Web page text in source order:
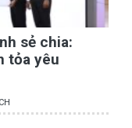
sẻ chia:
tỏa yêu